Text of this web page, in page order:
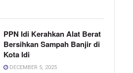
PPN Idi Kerahkan Alat Berat
Bersihkan Sampah Banjir di
Kota Idi
DECEMBER 5, 2025